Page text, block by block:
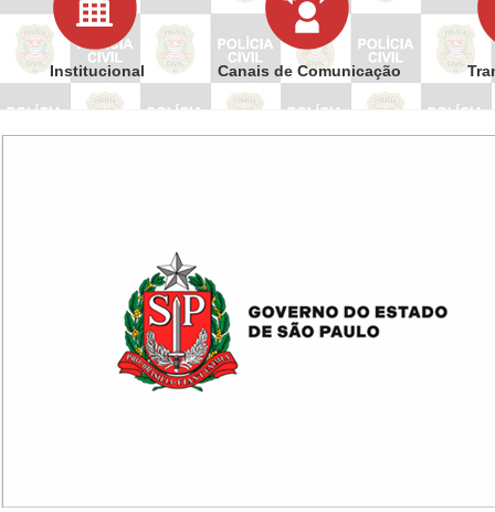
Institucional Canais de Comunicação